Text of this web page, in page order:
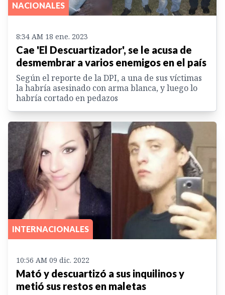
NACIONALES
8:34 AM 18 ene. 2023
Cae 'El Descuartizador', se le acusa de
desmembrar a varios enemigos en el país
Según el reporte de la DPI, a una de sus víctimas
la habría asesinado con arma blanca, y luego lo
habría cortado en pedazos
INTERNACIONALES
10:56 AM 09 dic. 2022
Mató y descuartizó a sus inquilinos y
metió sus restos en maletas